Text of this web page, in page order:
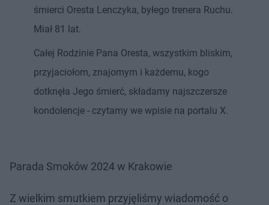
śmierci Oresta Lenczyka, byłego trenera Ruchu.
Miał 81 lat.
Całej Rodzinie Pana Oresta, wszystkim bliskim,
przyjaciołom, znajomym i każdemu, kogo
dotknęła Jego śmierć, składamy najszczersze
kondolencje - czytamy we wpisie na portalu X.
Parada Smoków 2024 w Krakowie
Z wielkim smutkiem przyjęliśmy wiadomość o